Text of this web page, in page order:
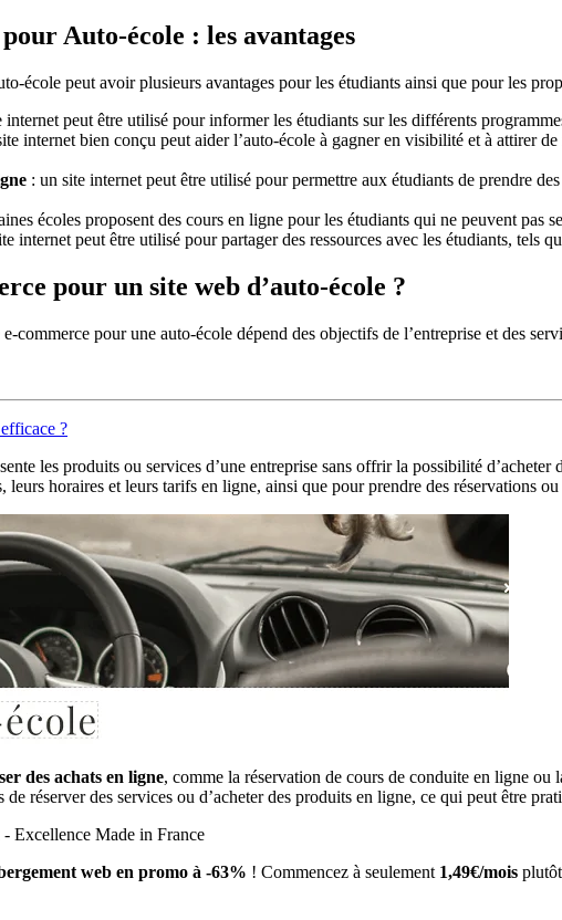
Auto-école : les avantages
école peut avoir plusieurs avantages pour les étudiants ainsi que pour les
internet peut être utilisé pour informer les étudiants sur les différents
internet bien conçu peut aider l’auto-école à gagner en visibilité et à attirer
: un site internet peut être utilisé pour permettre aux étudiants de prendre
écoles proposent des cours en ligne pour les étudiants qui ne peuvent
internet peut être utilisé pour partager des ressources avec les étudiants, tels
pour un site web d’auto-école ?
commerce pour une auto-école dépend des objectifs de l’entreprise et des
?
les produits ou services d’une entreprise sans offrir la possibilité
leurs horaires et leurs tarifs en ligne, ainsi que pour prendre des réservations
des achats en ligne, comme la réservation de cours de conduite en ligne ou
réserver des services ou d’acheter des produits en ligne, ce qui peut être
Excellence Made in France
web en promo à -63% ! Commencez à seulement 1,49€/mois